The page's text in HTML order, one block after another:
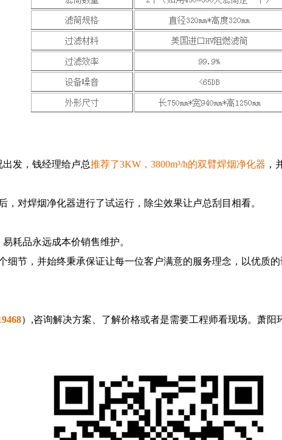
发，钱经理给卢总推荐了3KW，3800m³/h的双臂焊烟净化器 ，
，对焊烟净化器进行了试运行，除尘效果让卢总刮目相看。
耗品永远成本价销售维护。
，并始终秉承保证让每一位客户满意的服务理念，以优质的
）,咨询解决方案、了解价格或者是需要工程师看现场。萧阳